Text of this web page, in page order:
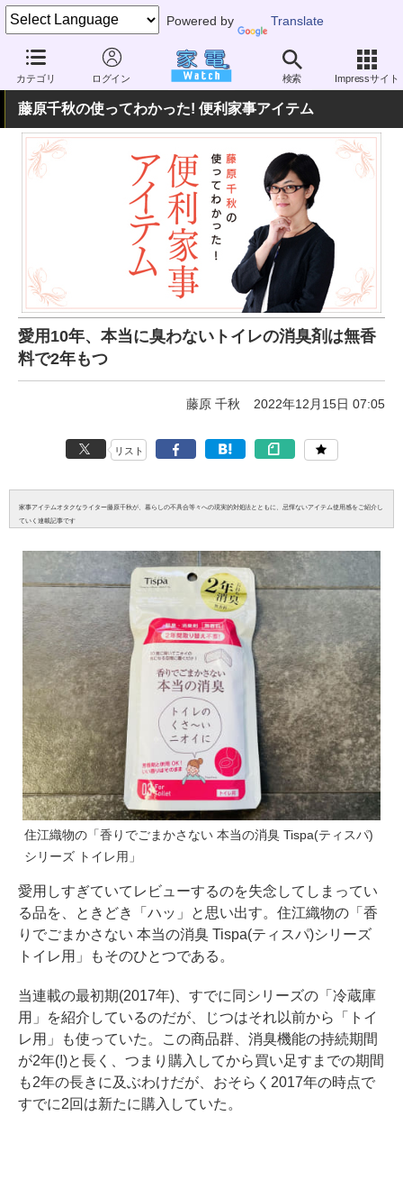
Powered by Translate
カテゴリ ログイン 検索 Impressサイト
家電 Watch その他・家電 雑貨 雑貨（一般）
藤原千秋の使ってわかった! 便利家事アイテム
愛用10年、本当に臭わないトイレの消臭剤は無香
料で2年もつ
藤原 千秋 2022年12月15日 07:05
リスト
家事アイテムオタクなライター藤原千秋が、暮らしの不具合等々への現実的対処法とともに、忌憚ないアイテム使用感をご紹介し
ていく連載記事です
住江織物の「香りでごまかさない 本当の消臭 Tispa(ティスパ)
シリーズ トイレ用」
愛用しすぎていてレビューするのを失念してしまってい
る品を、ときどき「ハッ」と思い出す。住江織物の「香
りでごまかさない 本当の消臭 Tispa(ティスパ)シリーズ
トイレ用」もそのひとつである。
当連載の最初期(2017年)、すでに同シリーズの「冷蔵庫
用」を紹介しているのだが、じつはそれ以前から「トイ
レ用」も使っていた。この商品群、消臭機能の持続期間
が2年(!)と長く、つまり購入してから買い足すまでの期間
も2年の長きに及ぶわけだが、おそらく2017年の時点で
すでに2回は新たに購入していた。